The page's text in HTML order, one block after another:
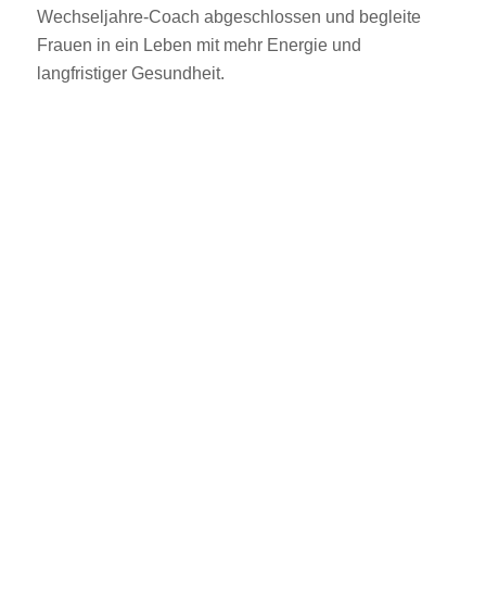
Wechseljahre-Coach abgeschlossen und begleite
Frauen in ein Leben mit mehr Energie und
langfristiger Gesundheit.